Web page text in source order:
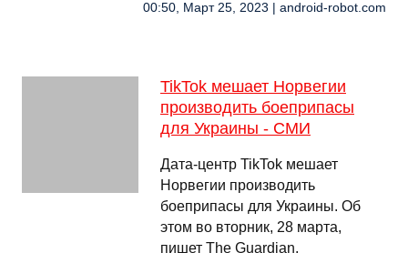
00:50, Март 25, 2023 | android-robot.com
TikTok мешает Норвегии
производить боеприпасы
для Украины - СМИ
Дата-центр TikTok мешает
Норвегии производить
боеприпасы для Украины. Об
этом во вторник, 28 марта,
пишет The Guardian.